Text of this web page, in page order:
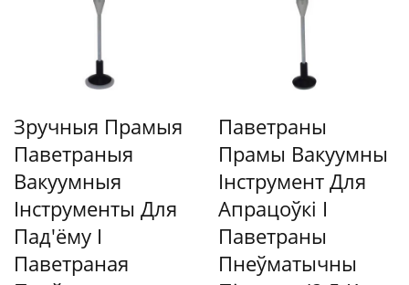
Зручныя Прамыя
Паветраныя
Вакуумныя
Інструменты Для
Пад'ёму І
Паветраная
Паветраны
Прамы Вакуумны
Інструмент Для
Апрацоўкі І
Паветраны
Пнеўматычны